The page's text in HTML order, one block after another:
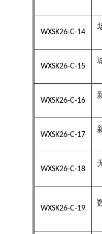
WXSK26-C-14
WXSK26-C-15
WXSK26-C-16
WXSK26-C-17
WXSK26-C-18
WXSK26-C-19